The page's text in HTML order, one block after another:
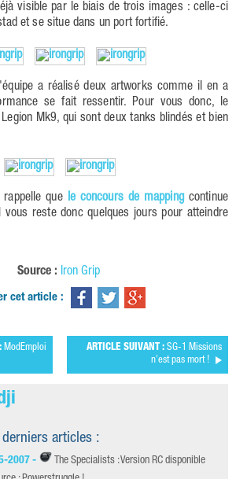
visible par le biais de trois images : celle-ci
et se situe dans un port fortifié.
a réalisé deux artworks comme il en a
se fait ressentir. Pour vous donc, le
Mk9, qui sont deux tanks blindés et bien
que le concours de mappingcontinue
reste donc quelques jours pour atteindre
Source : Iron Grip
cet article :
ModEmploi
ARTICLE SUIVANT : SG-1 Missions
n'est pas mort !
derniers articles :
2007 -
The Specialists : Version RC disponible